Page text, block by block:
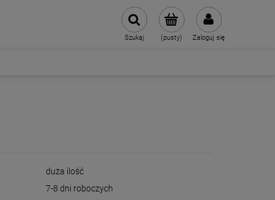
(pusty) Zaloguj się
Szukaj
duża ilość
7-8 dni roboczych